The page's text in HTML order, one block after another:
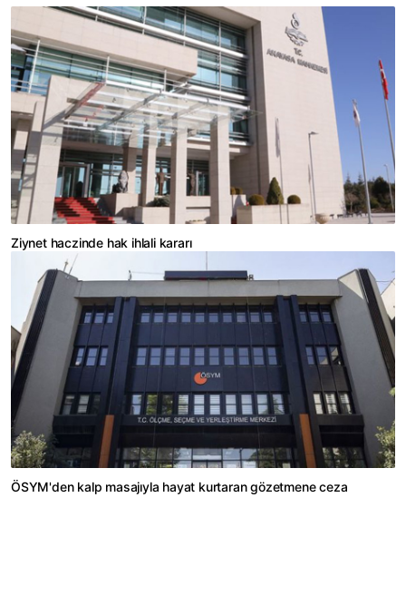
Ziynet haczinde hak ihlali kararı
ÖSYM'den kalp masajıyla hayat kurtaran gözetmene ceza